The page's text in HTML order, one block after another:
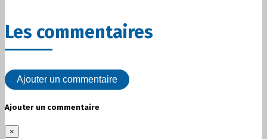
Les commentaires
Ajouter un commentaire
Ajouter un commentaire
×